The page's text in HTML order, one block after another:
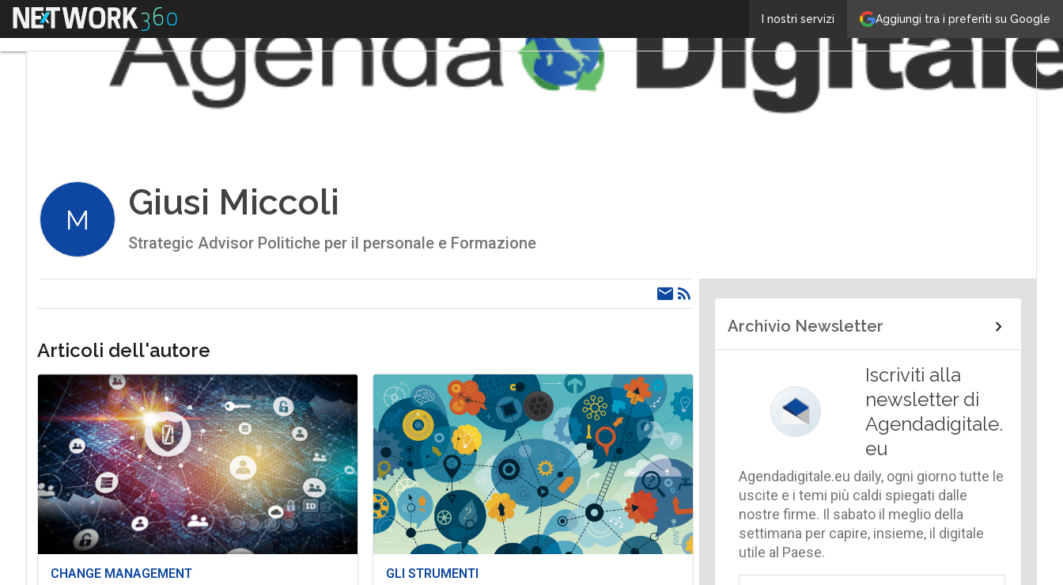
Aggiungi tra i preferiti su Google
I nostri servizi
Menu
M Giusi Miccoli
Strategic Advisor Politiche per il personale e Formazione
Articoli dell'autore
CHANGE MANAGEMENT GLI STRUMENTI
Archivio Newsletter
Iscriviti alla
newsletter di
Agendadigitale.
eu
Agendadigitale.eu daily, ogni giorno tutte le
uscite e i temi più caldi spiegati dalle
nostre firme. Il sabato il meglio della
settimana per capire, insieme, il digitale
utile al Paese.